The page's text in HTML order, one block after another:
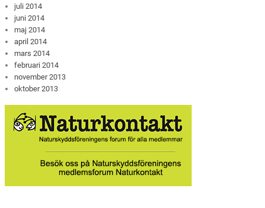
juli 2014
juni 2014
maj 2014
april 2014
mars 2014
februari 2014
november 2013
oktober 2013